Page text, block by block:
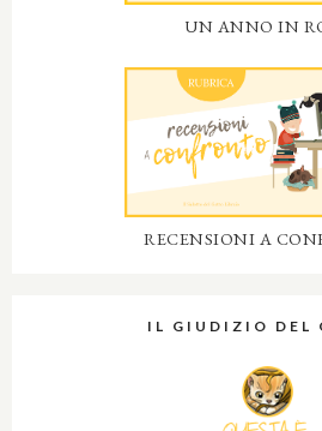
UN ANNO IN
RECENSIONI A
IL GIUDIZIO DEL